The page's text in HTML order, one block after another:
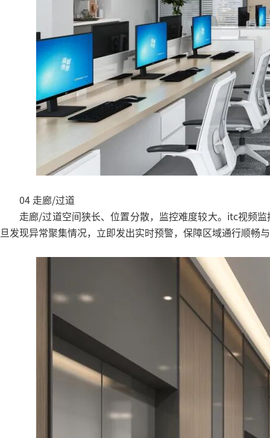
04 走廊/过道
走廊/过道空间狭长、位置分散，监控难度较大。itc视频
旦发现异常聚集情况，立即发出实时预警，保障区域通行顺畅